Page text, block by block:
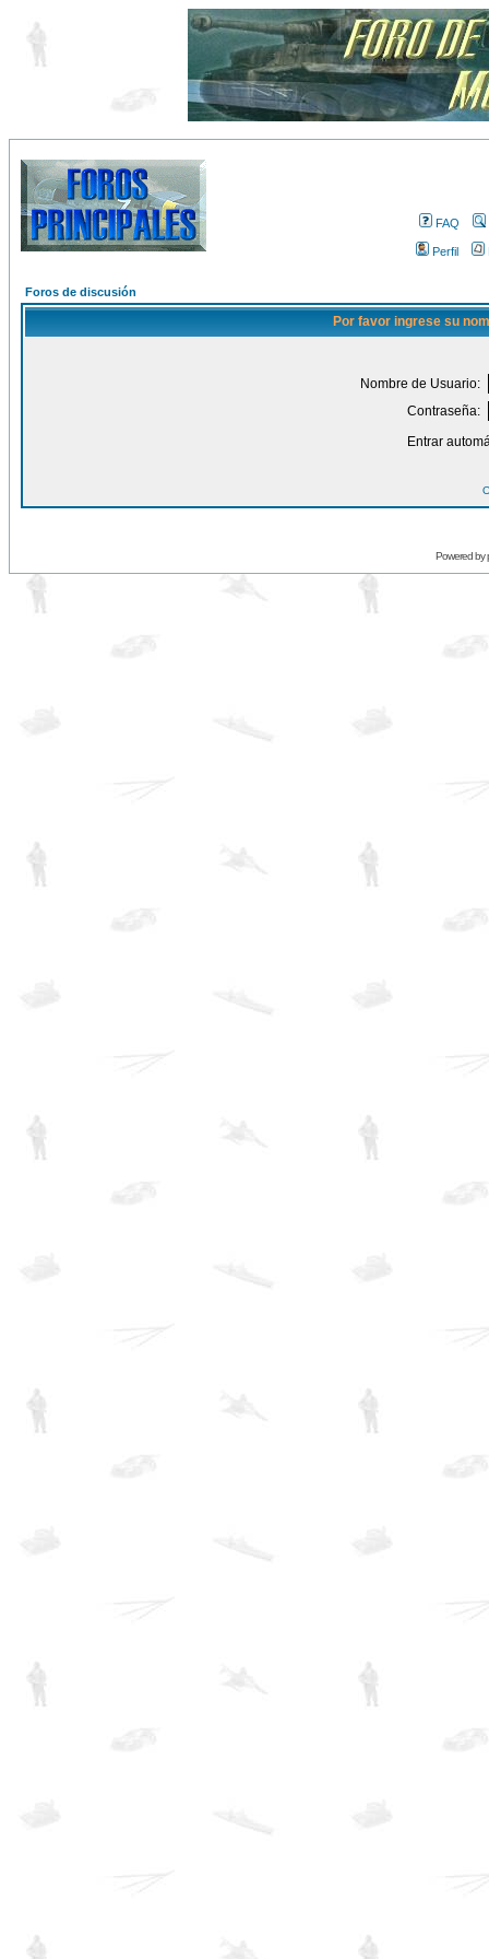
FAQ
Perfil
Foros de discusión
Por favor ingrese su
Nombre de Usuario:
Contraseña:
Entrar
Powered by